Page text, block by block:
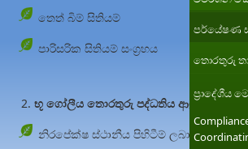
පර්යේෂණ
තොරතුරු
ප්‍රාදේශීය
තෙත් බිම් සිතියම්
පාරිසරික සිතියම් සංග්‍රහය
භූ ගෝලීය තොරතුරු පද්ධතිය ආශ්‍රිත සේවා
නිරපේක්ෂ ස්ථානීය පිහිටීම් ලබා ගැනීම (GPS